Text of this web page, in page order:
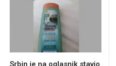
Srbin je na oglasnik stavio